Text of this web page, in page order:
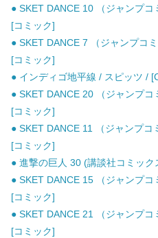
● SKET DANCE 10 （ジャンプ
[コミック]
● SKET DANCE 7 （ジャンプコ
[コミック]
● インディゴ地平線 / スピッツ /
● SKET DANCE 20 （ジャンプ
[コミック]
● SKET DANCE 11 （ジャンプ
[コミック]
● 進撃の巨人 30 (講談社コミッ
● SKET DANCE 15 （ジャンプ
[コミック]
● SKET DANCE 21 （ジャンプ
[コミック]